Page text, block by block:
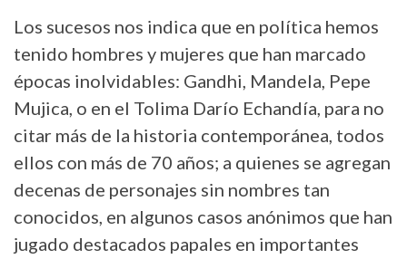
Los sucesos nos indica que en política hemos
tenido hombres y mujeres que han marcado
épocas inolvidables: Gandhi, Mandela, Pepe
Mujica, o en el Tolima Darío Echandía, para no
citar más de la historia contemporánea, todos
ellos con más de 70 años; a quienes se agregan
decenas de personajes sin nombres tan
conocidos, en algunos casos anónimos que han
jugado destacados papales en importantes